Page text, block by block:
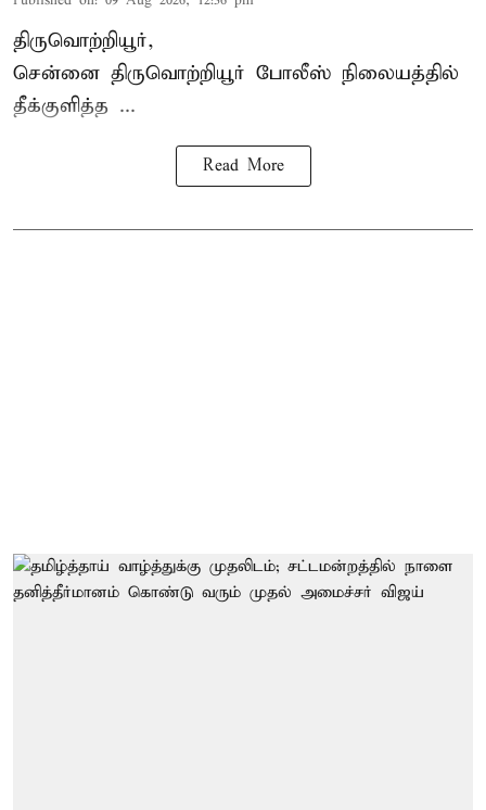
திருவொற்றியூர்,
சென்னை திருவொற்றியூர் போலீஸ் நிலையத்தில்
தீக்குளித்த ...
Read More